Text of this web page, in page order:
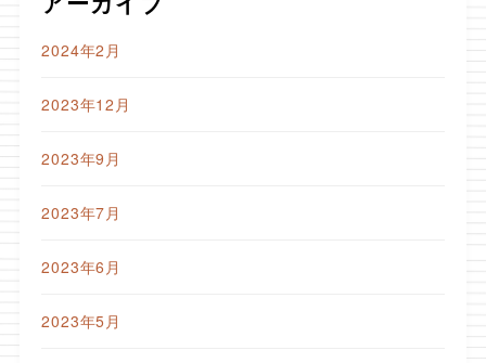
2024年2月
2023年12月
2023年9月
2023年7月
2023年6月
2023年5月